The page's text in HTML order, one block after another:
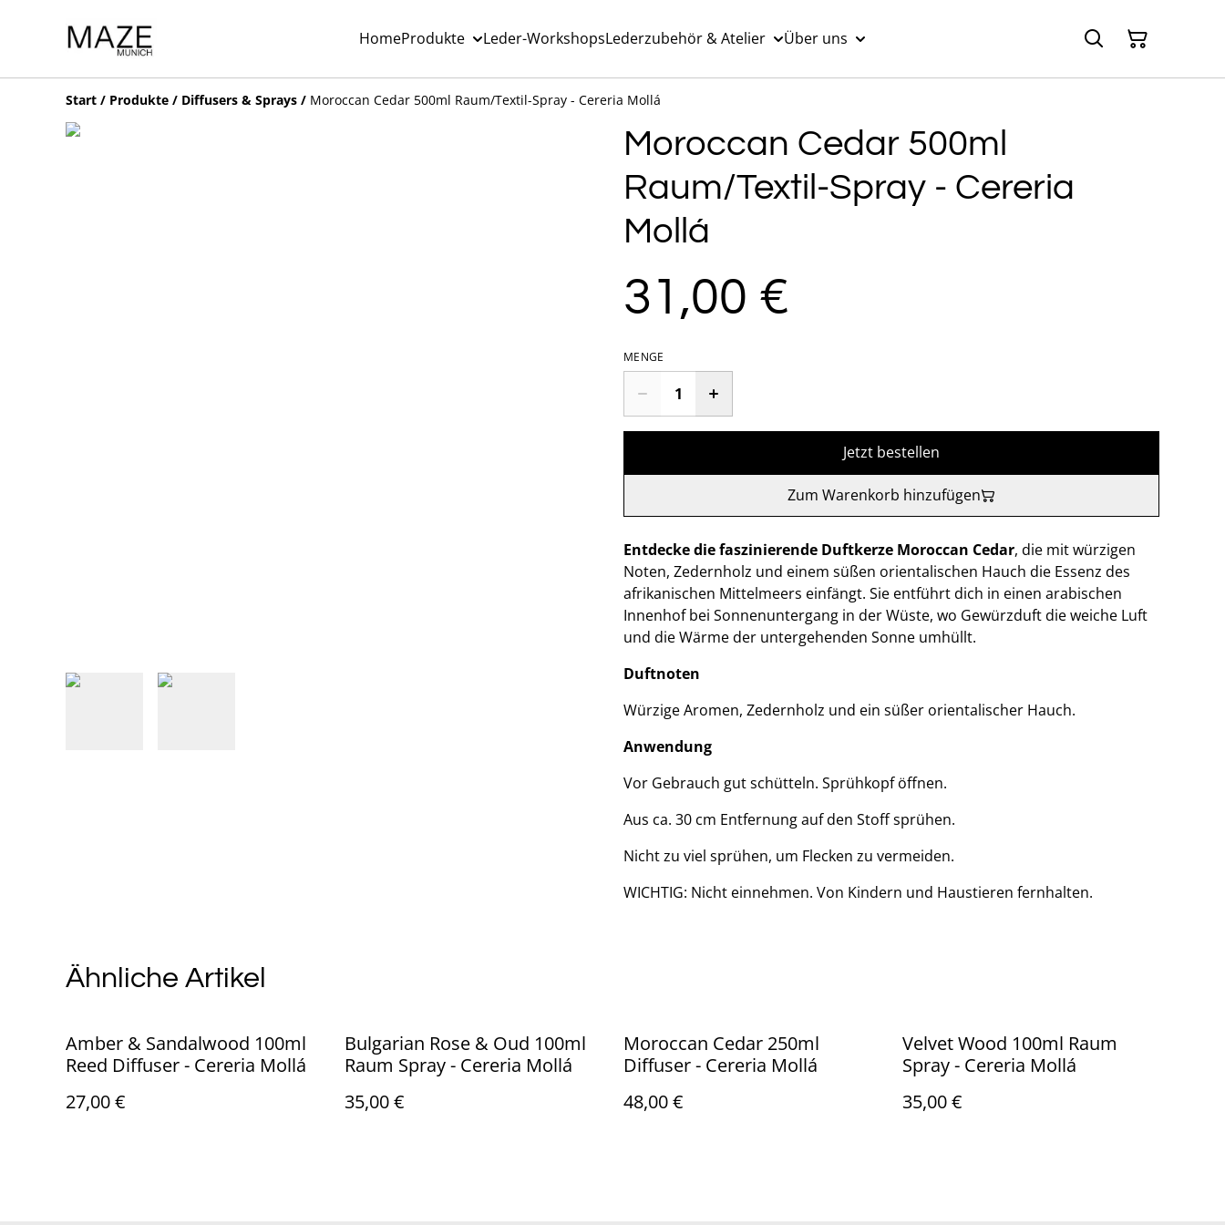
HomeProdukte Leder-WorkshopsLederzubehör & Atelier Über uns
Start / Produkte / Diffusers & Sprays / Moroccan Cedar 500ml Raum/Textil-Spray - Cereria Mollá
Moroccan Cedar 500ml
Raum/Textil-Spray - Cereria
Mollá
31,00 €
MENGE
Jetzt bestellen
Zum Warenkorb hinzufügen
Entdecke die faszinierende Duftkerze Moroccan Cedar, die mit würzigen
Noten, Zedernholz und einem süßen orientalischen Hauch die Essenz des
afrikanischen Mittelmeers einfängt. Sie entführt dich in einen arabischen
Innenhof bei Sonnenuntergang in der Wüste, wo Gewürzduft die weiche Luft
und die Wärme der untergehenden Sonne umhüllt.
Duftnoten
Würzige Aromen, Zedernholz und ein süßer orientalischer Hauch.
Anwendung
Vor Gebrauch gut schütteln. Sprühkopf öffnen.
Aus ca. 30 cm Entfernung auf den Stoff sprühen.
Nicht zu viel sprühen, um Flecken zu vermeiden.
WICHTIG: Nicht einnehmen. Von Kindern und Haustieren fernhalten.
Ähnliche Artikel
Amber & Sandalwood 100ml
Reed Diffuser - Cereria Mollá
27,00 €
Bulgarian Rose & Oud 100ml
Raum Spray - Cereria Mollá
35,00 €
Moroccan Cedar 250ml
Diffuser - Cereria Mollá
48,00 €
Velvet Wood 100ml Raum
Spray - Cereria Mollá
35,00 €